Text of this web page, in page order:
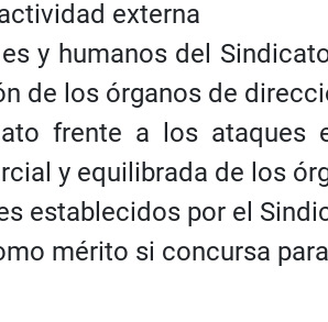
externa
y humanos del
de los órganos de
frente a los ataques
y equilibrada de los
establecidos por el
mérito si concursa